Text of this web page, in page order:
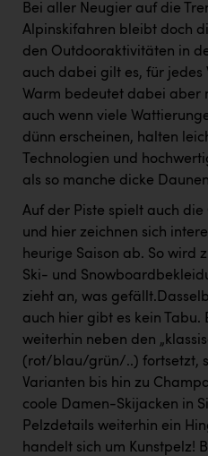
Bei aller Neugier auf die
Alpinskifahren bleibt doch
den Outdooraktivitäten in
auch dabei gilt es, für jedes
Warm bedeutet dabei aber
auch wenn viele
dünn erscheinen, halten
Technologien und
als so manche dicke
Auf der Piste spielt auch
und hier zeichnen sich
heurige Saison ab. So wird
Ski- und
zieht an, was
auch hier gibt es kein Tabu.
weiterhin neben den
(rot/blau/grün/..) fortsetzt,
Varianten bis hin zu
coole Damen-Skijacken in
Pelzdetails weiterhin ein
handelt sich um Kunstpelz!